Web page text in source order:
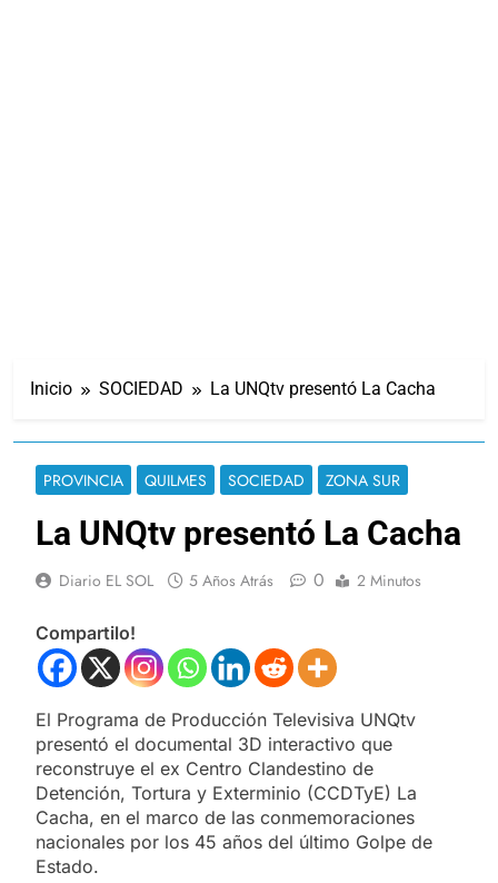
Inicio SOCIEDAD La UNQtv presentó La Cacha
PROVINCIA QUILMES SOCIEDAD ZONA SUR
La UNQtv presentó La Cacha
Diario EL SOL 5 Años Atrás 0 2 Minutos
Compartilo!
El Programa de Producción Televisiva UNQtv
presentó el documental 3D interactivo que
reconstruye el ex Centro Clandestino de
Detención, Tortura y Exterminio (CCDTyE) La
Cacha, en el marco de las conmemoraciones
nacionales por los 45 años del último Golpe de
Estado.